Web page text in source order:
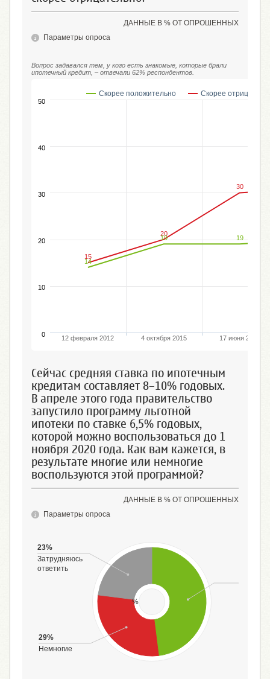
ДАННЫЕ В % ОТ ОПРОШЕННЫХ
Параметры опроса
Вопрос задавался тем, у кого есть знакомые, которые брали
ипотечный кредит, – отвечали 62% респондентов.
15
20
30
14
19 19
Скорее положительно Скорее
12 февраля 2012 4 октября 2015 17 июня 2018
0
10
20
30
40
50
Сейчас средняя ставка по ипотечным
кредитам составляет 8–10% годовых.
В апреле этого года правительство
запустило программу льготной
ипотеки по ставке 6,5% годовых,
которой можно воспользоваться до 1
ноября 2020 года. Как вам кажется, в
результате многие или немногие
воспользуются этой программой?
ДАННЫЕ В % ОТ ОПРОШЕННЫХ
Параметры опроса
%
29%
Немногие
23%
Затрудняюсь
ответить